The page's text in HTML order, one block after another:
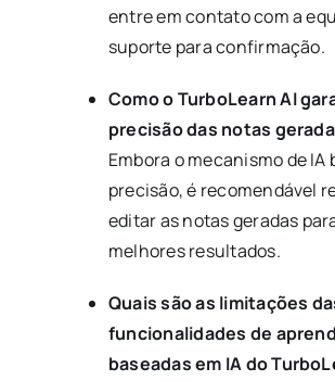
entre em contato com a
suporte para confirmação.
Como o TurboLearn AI
precisão das notas
Embora o mecanismo de IA
precisão, é recomendável
editar as notas geradas
melhores resultados.
Quais são as limitações
funcionalidades de
baseadas em IA do